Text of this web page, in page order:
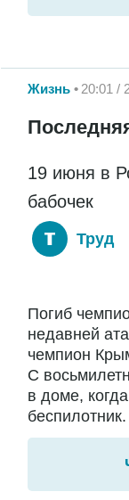
Жизнь 20:01 /
19 июня в
бабочек
Труд
Погиб
недавней
чемпион
С
в доме,